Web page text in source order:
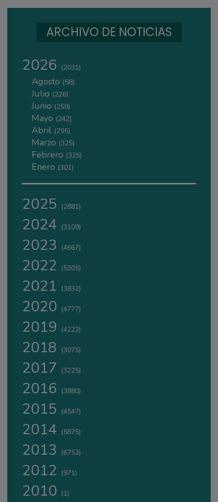
ARCHIVO DE NOTICIAS
2026 (2031)
Agosto (58)
Julio (226)
Junio (259)
Mayo (242)
Abril (295)
Marzo (325)
Febrero (325)
Enero (301)
2025 (2881)
2024 (3109)
2023 (4667)
2022 (5305)
2021 (3832)
2020 (4777)
2019 (4222)
2018 (3075)
2017 (3225)
2016 (3880)
2015 (4547)
2014 (5875)
2013 (6753)
2012 (971)
2010 (1)